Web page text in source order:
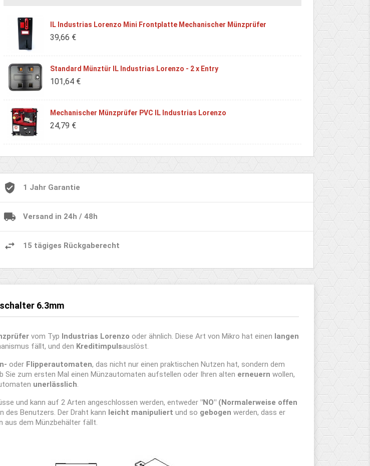
IL Industrias Lorenzo Mini Frontplatte Mechanischer Münzprüfer
39,66 €
Standard Münztür IL Industrias Lorenzo - 2 x Entry
101,64 €
Mechanischer Münzprüfer PVC IL Industrias Lorenzo
24,79 €
1 Jahr Garantie
Versand in 24h / 48h
15 tägiges Rückgaberecht
6.3mm
vom Typ Industrias Lorenzo oder ähnlich. Diese Art von Mikro hat einen langen
fällt, und den Kreditimpulsauslöst.
oder Flipperautomaten, das nicht nur einen praktischen Nutzen hat, sondern dem
Sie zum ersten Mal einen Münzautomaten aufstellen oder Ihren alten erneuern wollen,
unerlässlich.
und kann auf 2 Arten angeschlossen werden, entweder "NO" (Normalerweise offen
des Benutzers. Der Draht kann leicht manipuliert und so gebogen werden, dass er
aus dem Münzbehälter fällt.